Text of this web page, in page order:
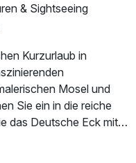
& Sightseeing
Kurzurlaub in
Mosel und
Sie ein in die reiche
das Deutsche Eck mit
von Kaiser Wilhelm I.
charmanten Gassen